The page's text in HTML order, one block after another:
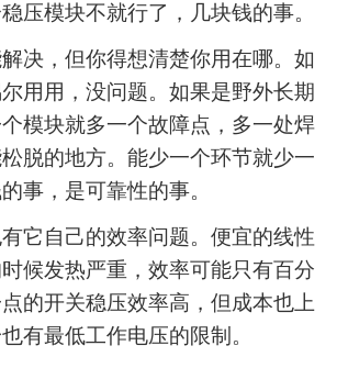
压模块不就行了，几块钱的事。
决，但你得想清楚你用在哪。如
用用，没问题。如果是野外长期
模块就多一个故障点，多一处焊
脱的地方。能少一个环节就少一
事，是可靠性的事。
它自己的效率问题。便宜的线性
候发热严重，效率可能只有百分
的开关稳压效率高，但成本也上
有最低工作电压的限制。